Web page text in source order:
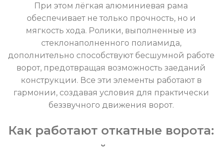
При этом лёгкая алюминиевая рама
обеспечивает не только прочность, но и
мягкость хода. Ролики, выполненные из
стеклонаполненного полиамида,
дополнительно способствуют бесшумной работе
ворот, предотвращая возможность заеданий
конструкции. Все эти элементы работают в
гармонии, создавая условия для практически
беззвучного движения ворот.
Как работают откатные ворота: